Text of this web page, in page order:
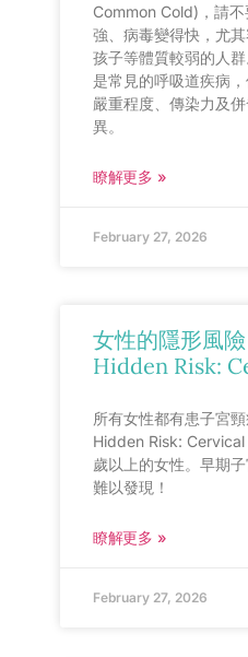
Common Cold)，請
強、病毒變得快，尤
孩子等體質較弱的人
是常見的呼吸道疾病
嚴重程度、傳染力及
異。
瞭解更多 »
February 27, 2026
女性的隱形風
Hidden Risk:
所有女性都有患子宮
Hidden Risk:
歲以上的女性。早期
難以發現！
瞭解更多 »
February 27, 2026